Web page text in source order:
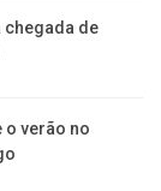
chegada de
o verão no